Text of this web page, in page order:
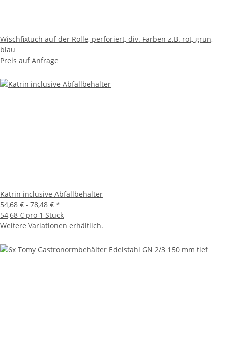
Wischfixtuch auf der Rolle, perforiert, div. Farben z.B. rot, grün,
blau
Preis auf Anfrage
Katrin inclusive Abfallbehälter
54,68 € - 78,48 € *
54,68 € pro 1 Stück
Weitere Variationen erhältlich.